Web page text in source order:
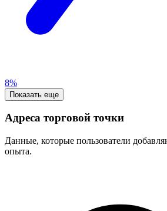
8%
Показать еще
Адреса торговой точки
Данные, которые пользователи
опыта.